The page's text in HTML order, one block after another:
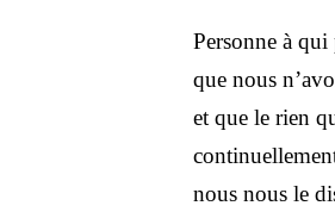
Personne à
que nous
et que le rien
nous nous le